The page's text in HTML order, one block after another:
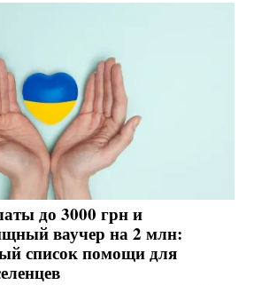
до 3000 грн и
ваучер на 2 млн:
список помощи для